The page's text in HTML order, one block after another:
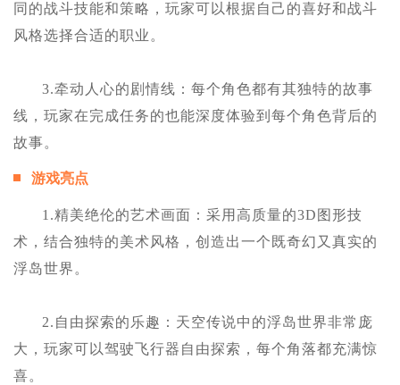
同的战斗技能和策略，玩家可以根据自己的喜好和战斗
风格选择合适的职业。
3.牵动人心的剧情线：每个角色都有其独特的故事
线，玩家在完成任务的也能深度体验到每个角色背后的
故事。
游戏亮点
1.精美绝伦的艺术画面：采用高质量的3D图形技
术，结合独特的美术风格，创造出一个既奇幻又真实的
浮岛世界。
2.自由探索的乐趣：天空传说中的浮岛世界非常庞
大，玩家可以驾驶飞行器自由探索，每个角落都充满惊
喜。